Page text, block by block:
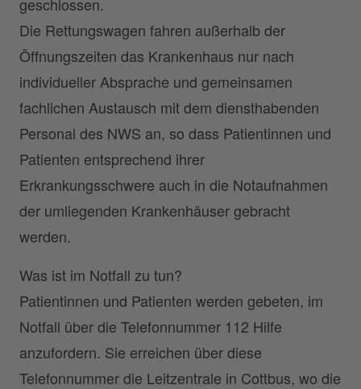
Die Rettungswagen fahren außerhalb der
Öffnungszeiten das Krankenhaus nur nach
individueller Absprache und gemeinsamen
fachlichen Austausch mit dem diensthabenden
Personal des NWS an, so dass Patientinnen und
Patienten entsprechend ihrer
Erkrankungsschwere auch in die Notaufnahmen
der umliegenden Krankenhäuser gebracht
werden.
Was ist im Notfall zu tun?
Patientinnen und Patienten werden gebeten, im
Notfall über die Telefonnummer 112 Hilfe
anzufordern. Sie erreichen über diese
Telefonnummer die Leitzentrale in Cottbus, wo die